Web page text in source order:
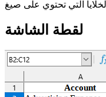
لقطة الشاشة